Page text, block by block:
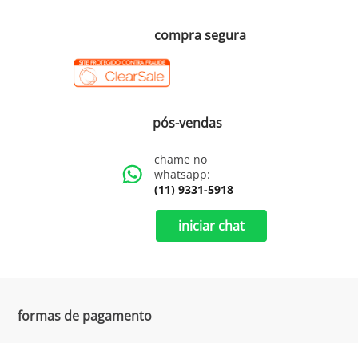
compra segura
pós-vendas
chame no
whatsapp:
(11) 9331-5918
iniciar chat
formas de pagamento